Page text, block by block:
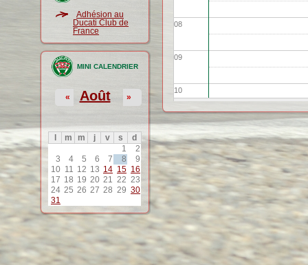
Adhésion au
Ducati Club de
France
MINI CALENDRIER
Août
« »
m m j v s
d
1
2
3
4 5 6 7 8
9
10 11 12 13 14 15 16
17 18 19 20 21 22 23
24 25 26 27 28 29 30
31
08
09
10
11
12
13
15